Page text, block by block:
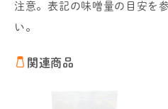
注意。表記の味噌量の目安を
い。
関連商品